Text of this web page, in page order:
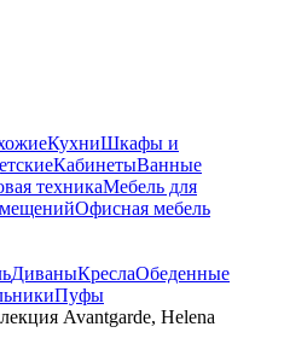
КухниШкафы и
КабинетыВанные
техникаМебель для
Офисная мебель
ДиваныКреслаОбеденные
Пуфы
Avantgarde, Helena